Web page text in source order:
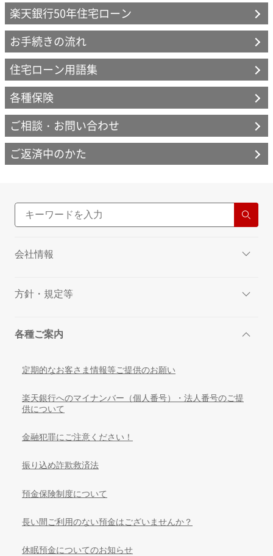
STEP2 検査費用のお支払
STEP3 設計検査
STEP4 竣工検査
適合証明書の交付
適合証明書の提出は不要です。 【フラット35】借換対象住宅に関
する確認書」にご署名、ご捺印のうえ、楽天銀行にご提出くださ
い。
回答3
適合証明書の提出が必要です。中古戸建、中古マンションの場合
でお手続きをご確認ください。
楽天銀行の商品
契約までの流れ
借り換え
返済方法
【フラット35】S
固定と変動
つなぎローン
【フラット35】
楽天銀行50年住宅ローン
お手続きの流れ
住宅ローン用語集
各種保険
ご相談・お問い合わせ
ご返済中のかた
会社情報
方針・規定等
各種ご案内
定期的なお客さま情報等ご提供のお願い
楽天銀行へのマイナンバー（個人番号）・法人番号のご提
供について
金融犯罪にご注意ください！
振り込め詐欺救済法
預金保険制度について
長い間ご利用のない預金はございませんか？
休眠預金についてのお知らせ